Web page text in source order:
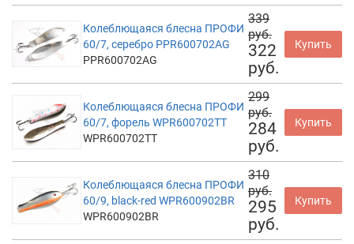
Колеблющаяся блесна ПРОФИ
60/7, серебро PPR600702AG
PPR600702AG
339
руб.
322
руб.
Купить
Колеблющаяся блесна ПРОФИ
60/7, форель WPR600702TT
WPR600702TT
299
руб.
284
руб.
Купить
Колеблющаяся блесна ПРОФИ
60/9, black-red WPR600902BR
WPR600902BR
310
руб.
295
руб.
Купить